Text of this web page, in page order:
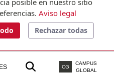
ES CG
CAMPUS
GLOBAL
542 20 00
posible en nuestro sitio
Aviso legal
Rechazar todas